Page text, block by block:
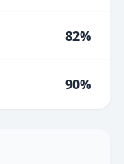
82%
90%